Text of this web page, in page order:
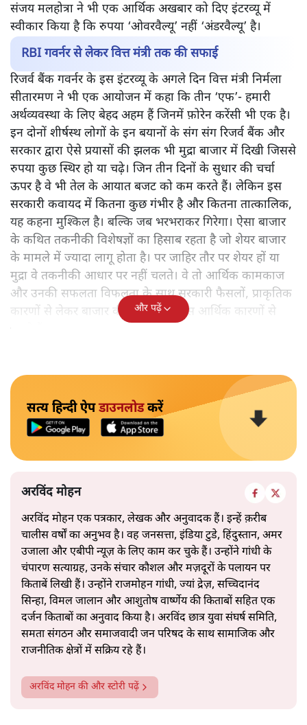
संजय मलहोत्रा ने भी एक आर्थिक अखबार को दिए इंटरव्यू में
स्वीकार किया है कि रुपया ‘ओवरवैल्यू’ नहीं ‘अंडरवैल्यू’ है।
RBI गवर्नर से लेकर वित्त मंत्री तक की सफाई
रिजर्व बैंक गवर्नर के इस इंटरव्यू के अगले दिन वित्त मंत्री निर्मला
सीतारमण ने भी एक आयोजन में कहा कि तीन ‘एफ’- हमारी
अर्थव्यवस्था के लिए बेहद अहम हैं जिनमें फ़ोरेन करेंसी भी एक है।
इन दोनों शीर्षस्थ लोगों के इन बयानों के संग संग रिजर्व बैंक और
सरकार द्वारा ऐसे प्रयासों की झलक भी मुद्रा बाजार में दिखी जिससे
रुपया कुछ स्थिर हो या चढ़े। जिन तीन दिनों के सुधार की चर्चा
ऊपर है वे भी तेल के आयात बजट को कम करते हैं। लेकिन इस
सरकारी कवायद में कितना कुछ गंभीर है और कितना तात्कालिक,
यह कहना मुश्किल है। बल्कि जब भरभराकर गिरेगा। ऐसा बाजार
के कथित तकनीकी विशेषज्ञों का हिसाब रहता है जो शेयर बाजार
के मामले में ज्यादा लागू होता है। पर जाहिर तौर पर शेयर हों या
मुद्रा वे तकनीकी आधार पर नहीं चलते। वे तो आर्थिक कामकाज
और उनकी सफलता विफलता के साथ सरकारी फैसलों, प्राकृतिक
कारणों से लेकर बाजार की मांग समेत ठोस आर्थिक कारणों से
और पढ़ें
सत्य हिन्दी ऐपडाउनलोडकरें
अरविंद मोहन
अरविंद मोहन एक पत्रकार, लेखक और अनुवादक हैं। इन्हें क़रीब
चालीस वर्षों का अनुभव है। वह जनसत्ता, इंडिया टुडे, हिंदुस्तान, अमर
उजाला और एबीपी न्यूज़ के लिए काम कर चुके हैं। उन्होंने गांधी के
चंपारण सत्याग्रह, उनके संचार कौशल और मज़दूरों के पलायन पर
किताबें लिखी हैं। उन्होंने राजमोहन गांधी, ज्यां द्रेज़, सच्चिदानंद
सिन्हा, विमल जालान और आशुतोष वार्ष्णेय की किताबों सहित एक
दर्जन किताबों का अनुवाद किया है। अरविंद छात्र युवा संघर्ष समिति,
समता संगठन और समाजवादी जन परिषद के साथ सामाजिक और
राजनीतिक क्षेत्रों में सक्रिय रहे हैं।
अरविंद मोहन की और स्टोरी पढ़ें